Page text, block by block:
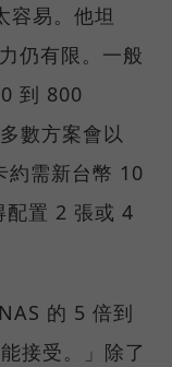
容易。他坦
仍有限。一般
到 800
數方案會以
約需新台幣 10
配置 2 張或 4
的 5 倍到
接受。」除了